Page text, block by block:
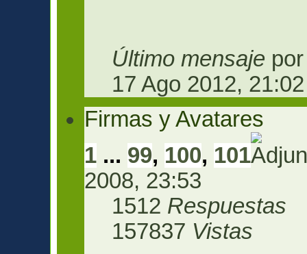
Último mensaje
17 Ago 2012, 21:02
Firmas y Avatares
1 ... 99, 100, 101
2008, 23:53
1512 Respuestas
157837 Vistas